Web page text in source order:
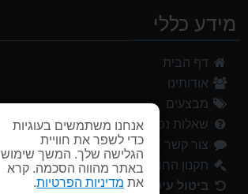
אנחנו משתמשים בעוגיות
כדי לשפר את חוויית
הגלישה שלך. המשך שימוש
באתר מהווה הסכמה. קרא
את מדיניות הפרטיות
מידע כללי
דף הבית
אודותינו
מבצעים
שאלות נפוצות
צור קשר
תקנון החנות
ביטול עיסקה